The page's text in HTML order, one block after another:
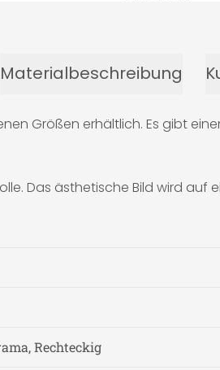
Materialbeschreibung
Größen erhältlich. Es gibt
Das ästhetische Bild wird auf
Rechteckig